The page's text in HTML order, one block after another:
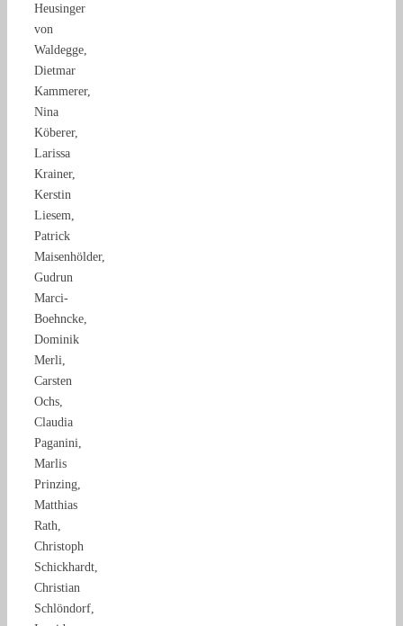
Heusinger
von
Waldegge,
Dietmar
Kammerer,
Nina
Köberer,
Larissa
Krainer,
Kerstin
Liesem,
Patrick
Maisenhölder,
Gudrun
Marci-
Boehncke,
Dominik
Merli,
Carsten
Ochs,
Claudia
Paganini,
Marlis
Prinzing,
Matthias
Rath,
Christoph
Schickhardt,
Christian
Schlöndorf,